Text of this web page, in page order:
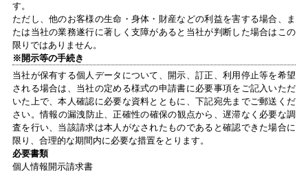
す。
ただし、他のお客様の生命・身体・財産などの利益を害する場合、ま
たは当社の業務遂行に著しく支障があると当社が判断した場合はこの
限りではありません。
※開示等の手続き
当社が保有する個人データについて、開示、訂正、利用停止等を希望
される場合は、当社の定める様式の申請書に必要事項をご記入いただ
いた上で、本人確認に必要な資料とともに、下記宛先までご郵送くだ
さい。情報の漏洩防止、正確性の確保の観点から、遅滞なく必要な調
査を行い、当該請求は本人がなされたものであると確認できた場合に
限り、合理的な期間内に必要な措置をとります。
必要書類
個人情報開示請求書